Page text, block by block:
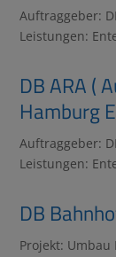
Auftraggeber:
Leistungen:
DB ARA (
Hamburg
Auftraggeber:
Leistungen:
DB
Projekt: Umbau